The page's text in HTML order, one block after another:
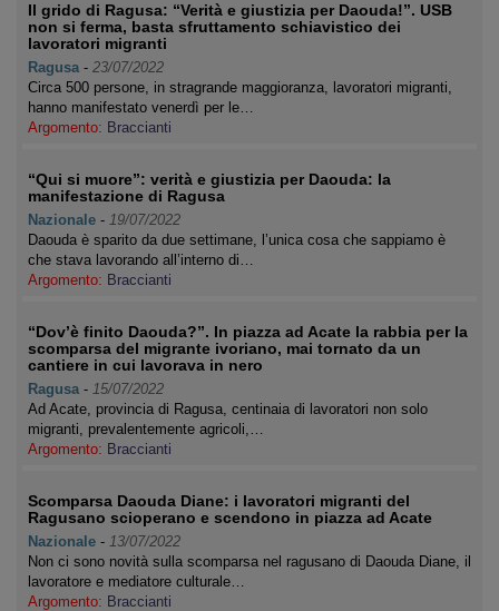
Il grido di Ragusa: “Verità e giustizia per Daouda!”. USB
non si ferma, basta sfruttamento schiavistico dei
lavoratori migranti
Ragusa - 23/07/2022
Circa 500 persone, in stragrande maggioranza, lavoratori migranti,
hanno manifestato venerdì per le…
Argomento: Braccianti
“Qui si muore”: verità e giustizia per Daouda: la
manifestazione di Ragusa
Nazionale - 19/07/2022
Daouda è sparito da due settimane, l’unica cosa che sappiamo è
che stava lavorando all’interno di…
Argomento: Braccianti
“Dov’è finito Daouda?”. In piazza ad Acate la rabbia per la
scomparsa del migrante ivoriano, mai tornato da un
cantiere in cui lavorava in nero
Ragusa - 15/07/2022
Ad Acate, provincia di Ragusa, centinaia di lavoratori non solo
migranti, prevalentemente agricoli,…
Argomento: Braccianti
Scomparsa Daouda Diane: i lavoratori migranti del
Ragusano scioperano e scendono in piazza ad Acate
Nazionale - 13/07/2022
Non ci sono novità sulla scomparsa nel ragusano di Daouda Diane, il
lavoratore e mediatore culturale…
Argomento: Braccianti